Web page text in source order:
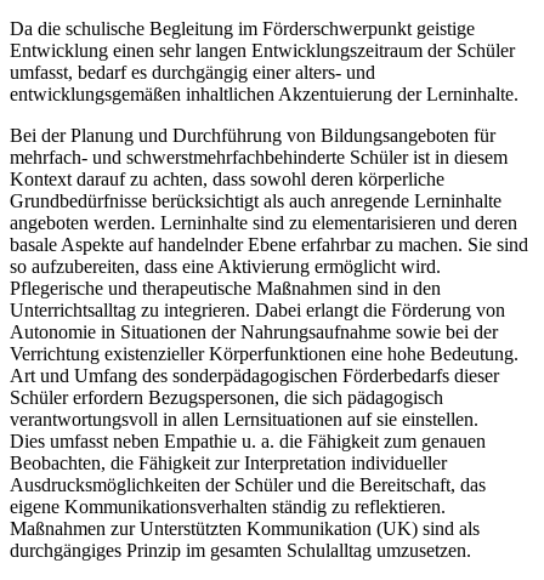
Da die schulische Begleitung im Förderschwerpunkt geistige
Entwicklung einen sehr langen Entwicklungszeitraum der Schüler
umfasst, bedarf es durchgängig einer alters- und
entwicklungsgemäßen inhaltlichen Akzentuierung der Lerninhalte.
Bei der Planung und Durchführung von Bildungsangeboten für
mehrfach- und schwerstmehrfachbehinderte Schüler ist in diesem
Kontext darauf zu achten, dass sowohl deren körperliche
Grundbedürfnisse berücksichtigt als auch anregende Lerninhalte
angeboten werden. Lerninhalte sind zu elementarisieren und deren
basale Aspekte auf handelnder Ebene erfahrbar zu machen. Sie sind
so aufzubereiten, dass eine Aktivierung ermöglicht wird.
Pflegerische und therapeutische Maßnahmen sind in den
Unterrichtsalltag zu integrieren. Dabei erlangt die Förderung von
Autonomie in Situationen der Nahrungsaufnahme sowie bei der
Verrichtung existenzieller Körperfunktionen eine hohe Bedeutung.
Art und Umfang des sonderpädagogischen Förderbedarfs dieser
Schüler erfordern Bezugspersonen, die sich pädagogisch
verantwortungsvoll in allen Lernsituationen auf sie einstellen.
Dies umfasst neben Empathie u. a. die Fähigkeit zum genauen
Beobachten, die Fähigkeit zur Interpretation individueller
Ausdrucksmöglichkeiten der Schüler und die Bereitschaft, das
eigene Kommunikationsverhalten ständig zu reflektieren.
Maßnahmen zur Unterstützten Kommunikation (UK) sind als
durchgängiges Prinzip im gesamten Schulalltag umzusetzen.